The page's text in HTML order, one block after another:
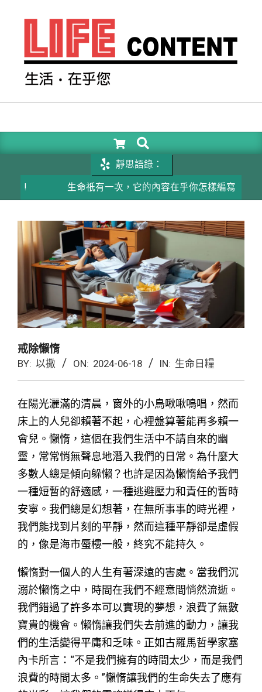
LIFE
SEARCH
靜思語錄：
生命祇有一次，它的內容在乎你怎樣編寫
戒除懶惰
BY: 以撒 ON: 2024-06-18 IN: 生命日糧
在陽光灑滿的清晨，窗外的小鳥啾啾鳴唱，然而
床上的人兒卻賴著不起，心裡盤算著能再多賴一
會兒。懶惰，這個在我們生活中不請自來的幽
靈，常常悄無聲息地潛入我們的日常。為什麼大
多數人總是傾向躲懶？也許是因為懶惰給予我們
一種短暫的舒適感，一種逃避壓力和責任的暫時
安寧。我們總是幻想著，在無所事事的時光裡，
我們能找到片刻的平靜，然而這種平靜卻是虛假
的，像是海市蜃樓一般，終究不能持久。
懶惰對一個人的人生有著深遠的害處。當我們沉
溺於懶惰之中，時間在我們不經意間悄然流逝。
我們錯過了許多本可以實現的夢想，浪費了無數
寶貴的機會。懶惰讓我們失去前進的動力，讓我
們的生活變得平庸和乏味。正如古羅馬哲學家塞
內卡所言：“不是我們擁有的時間太少，而是我們
浪費的時間太多。”懶惰讓我們的生命失去了應有